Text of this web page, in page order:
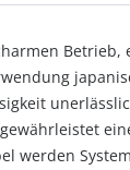
Betrieb,
werden